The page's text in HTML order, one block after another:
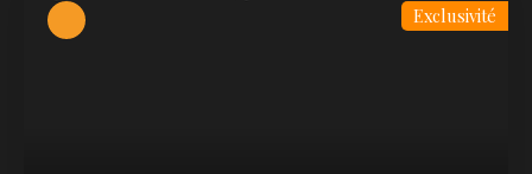
Exclusivité